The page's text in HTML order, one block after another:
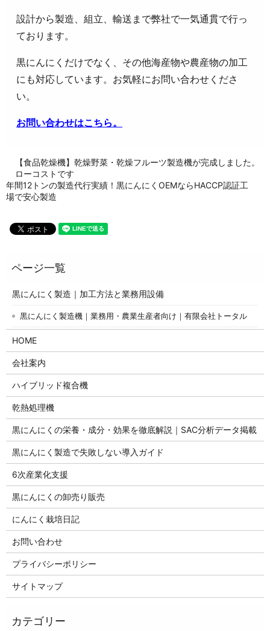
設計から製造、組立、輸送まで弊社で一気通貫で行っ
ております。
黒にんにくだけでなく、その他海産物や農産物の加工
にも対応しています。お気軽にお問い合わせくださ
い。
お問い合わせはこちら。
【食品乾燥機】乾燥野菜・乾燥フルーツ製造機が完成しました。
ローコストです
年間12トンの製造代行実績！黒にんにくOEMならHACCP認証工
場で安心製造
黒にんにく製造｜加工方法と業務用設備
黒にんにく製造機｜業務用・農業生産者向け｜有限会社トータル
HOME
会社案内
ハイブリッド複合機
乾熱処理機
黒にんにくの栄養・成分・効果を徹底解説｜SAC分析データ掲載
黒にんにく製造で失敗しない導入ガイド
6次産業化支援
黒にんにくの卸売り販売
にんにく栽培日記
お問い合わせ
プライバシーポリシー
サイトマップ